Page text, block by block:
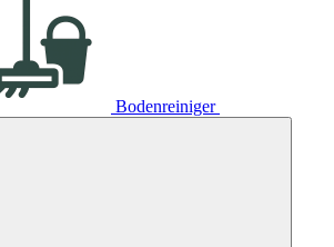
Bodenreiniger